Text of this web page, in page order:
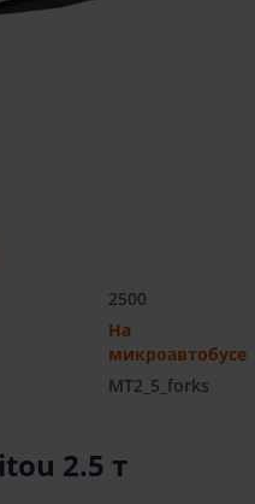
2500
На
микроавтобусе
MT2_5_forks
2.5 т